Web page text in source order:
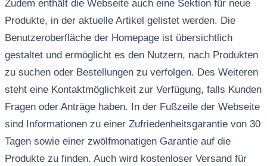
Zudem enthält die Webseite auch eine Sektion für neue
Produkte, in der aktuelle Artikel gelistet werden. Die
Benutzeroberfläche der Homepage ist übersichtlich
gestaltet und ermöglicht es den Nutzern, nach Produkten
zu suchen oder Bestellungen zu verfolgen. Des Weiteren
steht eine Kontaktmöglichkeit zur Verfügung, falls Kunden
Fragen oder Anträge haben. In der Fußzeile der Webseite
sind Informationen zu einer Zufriedenheitsgarantie von 30
Tagen sowie einer zwölfmonatigen Garantie auf die
Produkte zu finden. Auch wird kostenloser Versand für